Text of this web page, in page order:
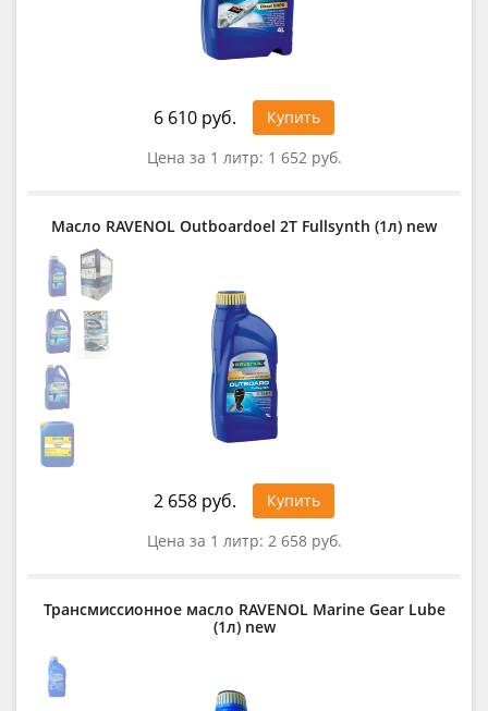
6 610 руб.
Купить
Цена за 1 литр: 1 652 руб.
Масло RAVENOL Outboardoel 2T Fullsynth (1л) new
2 658 руб.
Купить
Цена за 1 литр: 2 658 руб.
Трансмиссионное масло RAVENOL Marine Gear Lube
(1л) new